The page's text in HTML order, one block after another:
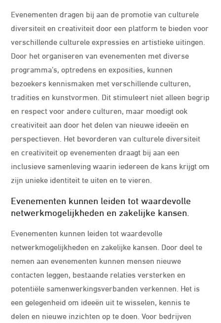
Evenementen dragen bij aan de promotie van culturele
diversiteit en creativiteit door een platform te bieden voor
verschillende culturele expressies en artistieke uitingen.
Door het organiseren van evenementen met diverse
programma’s, optredens en exposities, kunnen
bezoekers kennismaken met verschillende culturen,
tradities en kunstvormen. Dit stimuleert niet alleen begrip
en respect voor andere culturen, maar moedigt ook
creativiteit aan door het delen van nieuwe ideeën en
perspectieven. Het bevorderen van culturele diversiteit
en creativiteit op evenementen draagt bij aan een
inclusieve samenleving waarin iedereen de kans krijgt om
zijn unieke identiteit te uiten en te vieren.
Evenementen kunnen leiden tot waardevolle
netwerkmogelijkheden en zakelijke kansen.
Evenementen kunnen leiden tot waardevolle
netwerkmogelijkheden en zakelijke kansen. Door deel te
nemen aan evenementen kunnen mensen nieuwe
contacten leggen, bestaande relaties versterken en
potentiële samenwerkingsverbanden verkennen. Het is
een gelegenheid om ideeën uit te wisselen, kennis te
delen en nieuwe inzichten op te doen. Voor bedrijven